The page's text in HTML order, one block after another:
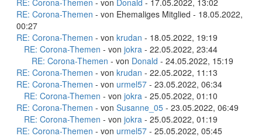
RE: Corona-Themen - von Donald - 17.05.2022, 13:02
RE: Corona-Themen - von Ehemaliges Mitglied - 18.05.2022,
00:27
RE: Corona-Themen - von krudan - 18.05.2022, 19:19
RE: Corona-Themen - von jokra - 22.05.2022, 23:44
RE: Corona-Themen - von Donald - 24.05.2022, 15:19
RE: Corona-Themen - von krudan - 22.05.2022, 11:13
RE: Corona-Themen - von urmel57 - 23.05.2022, 06:34
RE: Corona-Themen - von jokra - 25.05.2022, 01:10
RE: Corona-Themen - von Susanne_05 - 23.05.2022, 06:49
RE: Corona-Themen - von jokra - 25.05.2022, 01:19
RE: Corona-Themen - von urmel57 - 25.05.2022, 05:45